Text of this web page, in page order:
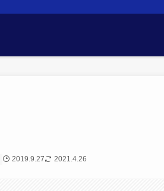
2019.9.27 2021.4.26